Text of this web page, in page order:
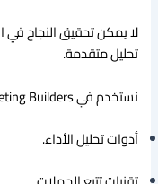
لا يمكن تحقيق النجاح في
تحليل متقدمة.
نستخدم في Marketing Builders:
أدوات تحليل الأداء.